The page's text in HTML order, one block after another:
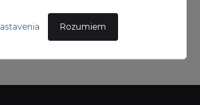
Rozumiem